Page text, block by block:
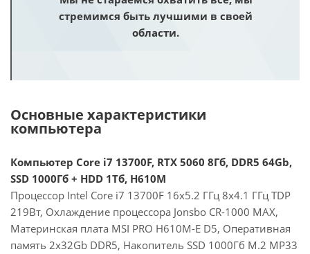
стремимся быть лучшими в своей
области.
Основные характеристики
компьютера
Компьютер Core i7 13700F, RTX 5060 8Гб, DDR5 64Gb,
SSD 1000Гб + HDD 1Тб, H610M
Процессор Intel Core i7 13700F 16x5.2 ГГц 8x4.1 ГГц TDP
219Вт, Охлаждение процессора Jonsbo CR-1000 MAX,
Материнская плата MSI PRO H610M-E D5, Оперативная
память 2x32Gb DDR5, Накопитель SSD 1000Гб M.2 MP33